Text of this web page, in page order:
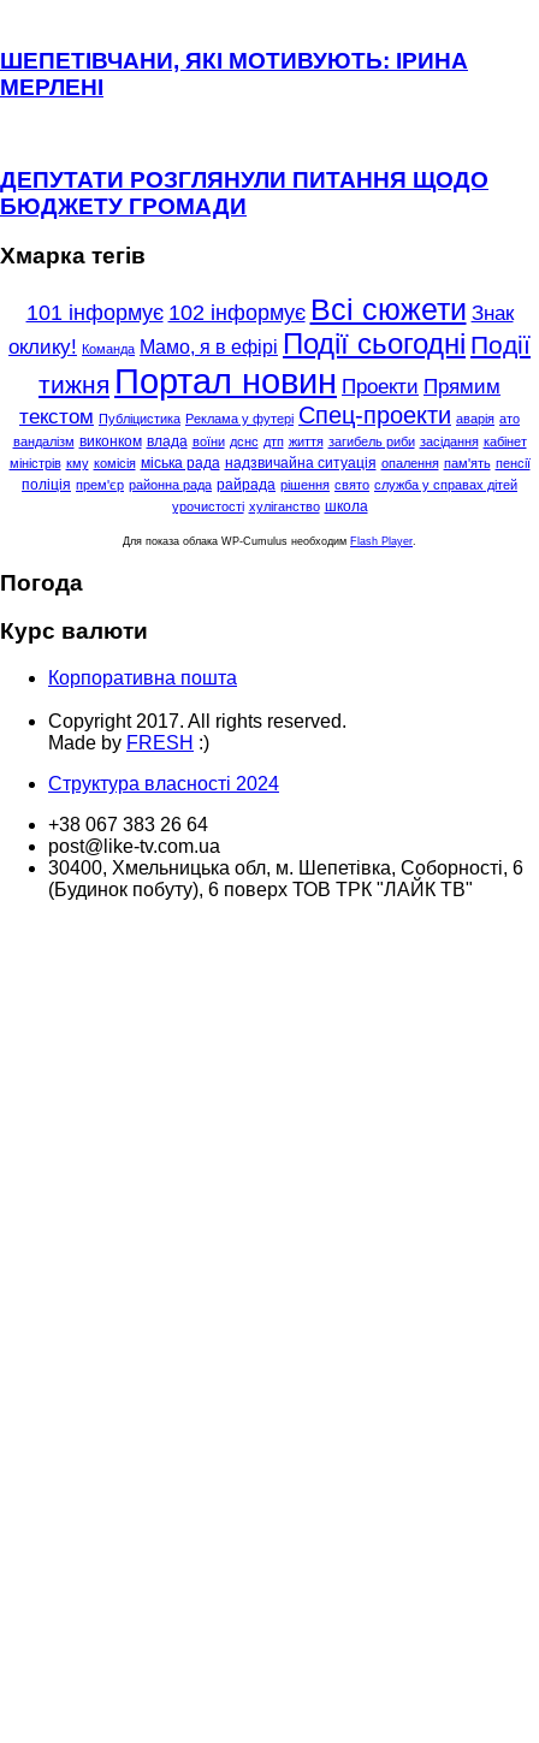
ШЕПЕТІВЧАНИ, ЯКІ МОТИВУЮТЬ: ІРИНА
МЕРЛЕНІ
ДЕПУТАТИ РОЗГЛЯНУЛИ ПИТАННЯ ЩОДО
БЮДЖЕТУ ГРОМАДИ
Хмарка тегів
101 інформує 102 інформує Всі сюжети Знак
оклику! Команда Мамо, я в ефірі Події сьогодні Події
тижня Портал новин Проекти Прямим
текстом Публіцистика Реклама у футері Спец-проекти аварія ато
вандалізм виконком влада воїни дснс дтп життя загибель риби засідання кабінет
міністрів кму комісія міська рада надзвичайна ситуація опалення пам'ять пенсії
поліція прем'єр районна рада райрада рішення свято служба у справах дітей
урочистості хуліганство школа
Для показа облака WP-Cumulus необходим Flash Player
Погода
Курс валюти
Корпоративна пошта
Copyright 2017. All rights reserved.
Made by FRESH :)
Структура власності 2024
+38 067 383 26 64
post@like-tv.com.ua
30400, Хмельницька обл, м. Шепетівка, Соборності, 6
(Будинок побуту), 6 поверх ТОВ ТРК "ЛАЙК ТВ"